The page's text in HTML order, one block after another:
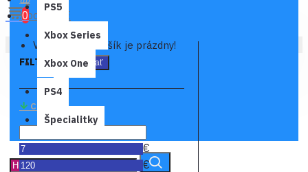
0
Váš nákupný košík je prázdny!
PS5
Xbox Series
Xbox One
PS4
Špecialitky
Xbox LIVE
FILTER Vymazať
CENA
€
€